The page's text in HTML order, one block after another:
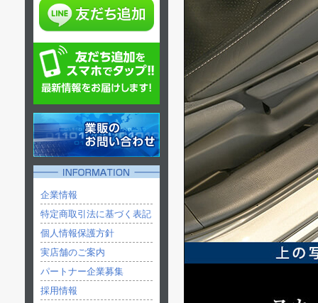
企業情報
特定商取引法に基づく表記
個人情報保護方針
実店舗のご案内
パートナー企業募集
採用情報